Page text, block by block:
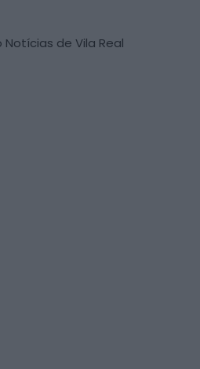
Notícias de Vila Real